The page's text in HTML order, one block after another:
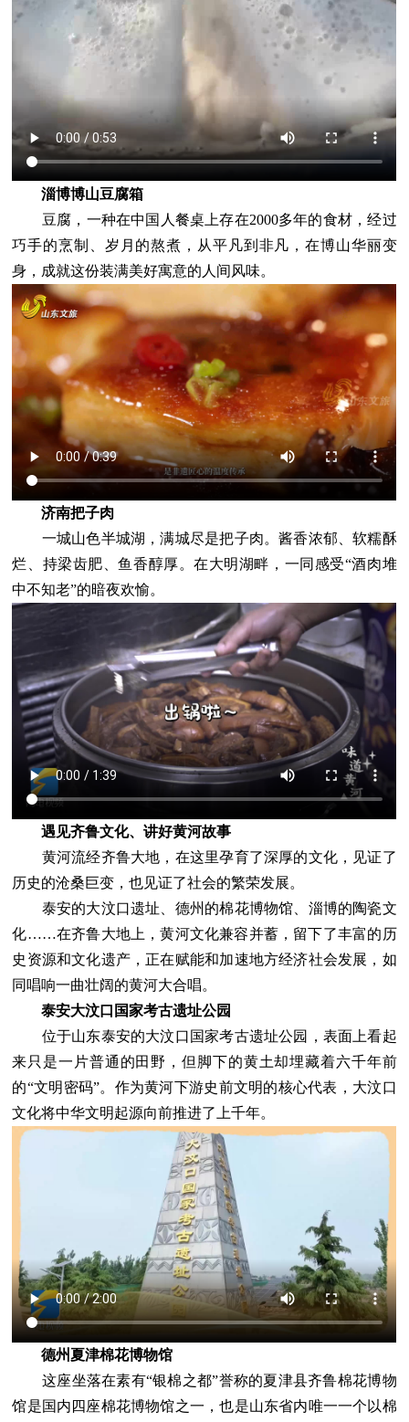
淄博博山豆腐箱
豆腐，一种在中国人餐桌上存在2000多年的食材，经过
巧手的烹制、岁月的熬煮，从平凡到非凡，在博山华丽变
身，成就这份装满美好寓意的人间风味。
济南把子肉
一城山色半城湖，满城尽是把子肉。酱香浓郁、软糯酥
烂、持梁齿肥、鱼香醇厚。在大明湖畔，一同感受“酒肉堆
中不知老”的暗夜欢愉。
遇见齐鲁文化、讲好黄河故事
黄河流经齐鲁大地，在这里孕育了深厚的文化，见证了
历史的沧桑巨变，也见证了社会的繁荣发展。
泰安的大汶口遗址、德州的棉花博物馆、淄博的陶瓷文
化……在齐鲁大地上，黄河文化兼容并蓄，留下了丰富的历
史资源和文化遗产，正在赋能和加速地方经济社会发展，如
同唱响一曲壮阔的黄河大合唱。
泰安大汶口国家考古遗址公园
位于山东泰安的大汶口国家考古遗址公园，表面上看起
来只是一片普通的田野，但脚下的黄土却埋藏着六千年前
的“文明密码”。作为黄河下游史前文明的核心代表，大汶口
文化将中华文明起源向前推进了上千年。
德州夏津棉花博物馆
这座坐落在素有“银棉之都”誉称的夏津县齐鲁棉花博物
馆是国内四座棉花博物馆之一，也是山东省内唯一一个以棉